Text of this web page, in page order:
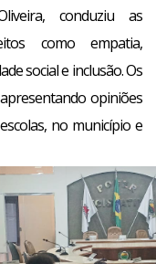
conduziu as
como empatia,
social e inclusão. Os
opiniões
no município e